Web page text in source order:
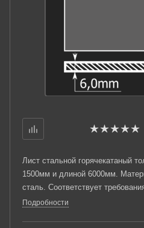
Лист стальной горячекатаный
1500мм и длиной 6000мм.
сталь. Соответствует
Подробности